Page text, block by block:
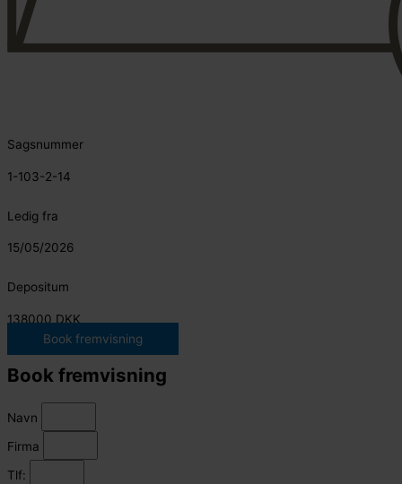
Sagsnummer
1-103-2-14
Ledig fra
15/05/2026
Depositum
138000 DKK
Book fremvisning
Book fremvisning
Navn
Firma
Tlf: